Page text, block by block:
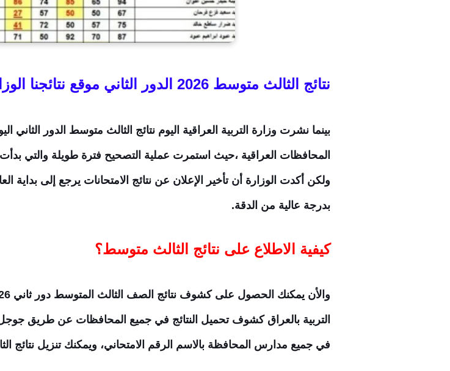
نتائج الثالث متوسط 2026 الدور الثاني موقع نتائجنا
بينما نشرت وزارة التربية العراقية اليوم نتائج الثالث متوسط الدور الثاني
المحافظات العراقية ،
بدرجة عالية من الدقة.
كيفية الاطلاع على نتائج الثالث متوسط؟
والأن يمكنك الحصول على كشوف نتائج الصف الثالث المتوسط دور ثاني 2026 من خلال موقع نتائجنا الإلكتروني
في جميع مدارس المحافظة بالاسم الرقم الامتحاني، ويمكنك تنزيل نتائج